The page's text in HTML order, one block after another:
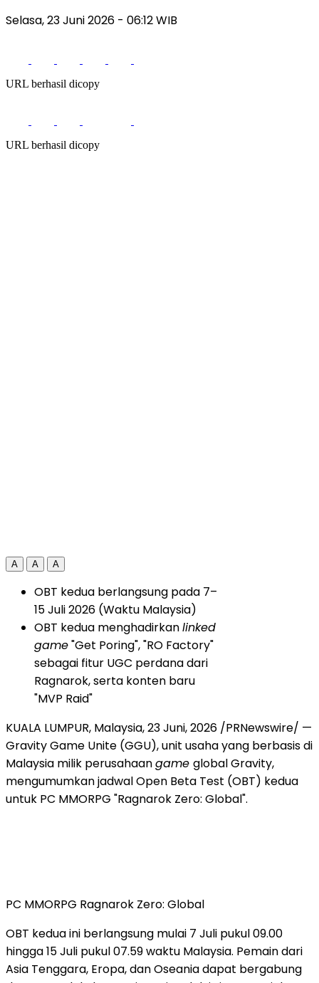
Selasa, 23 Juni 2026 - 06:12 WIB
URL berhasil dicopy
URL berhasil dicopy
A A A
OBT kedua berlangsung pada 7–
15 Juli 2026 (Waktu Malaysia)
OBT kedua menghadirkanlinked
game"Get Poring", "RO Factory"
sebagai fitur UGC perdana dari
Ragnarok, serta konten baru
"MVP Raid"
KUALA LUMPUR, Malaysia,23 Juni, 2026 /PRNewswire/ —
Gravity Game Unite (GGU), unit usaha yang berbasis di
Malaysia milik perusahaangame global Gravity,
mengumumkan jadwal Open Beta Test (OBT) kedua
untuk PC MMORPG "Ragnarok Zero: Global".
PC MMORPG Ragnarok Zero: Global
OBT kedua ini berlangsung mulai 7 Juli pukul 09.00
hingga 15 Juli pukul 07.59 waktu Malaysia. Pemain dari
Asia Tenggara, Eropa, dan Oseania dapat bergabung